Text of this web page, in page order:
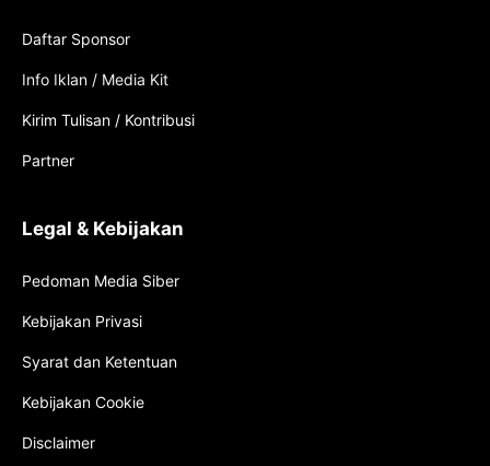
Daftar Sponsor
Info Iklan / Media Kit
Kirim Tulisan / Kontribusi
Partner
Legal & Kebijakan
Pedoman Media Siber
Kebijakan Privasi
Syarat dan Ketentuan
Kebijakan Cookie
Disclaimer